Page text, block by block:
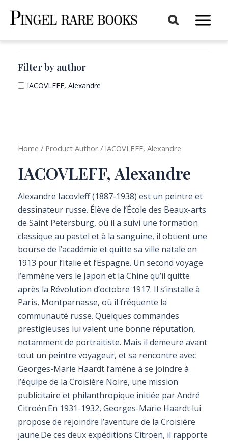
Main
Filter by author
IACOVLEFF, Alexandre
Home / Product Author / IACOVLEFF, Alexandre
IACOVLEFF, Alexandre
Alexandre Iacovleff (1887-1938) est un peintre et
dessinateur russe. Élève de l’École des Beaux-arts
de Saint Petersburg, où il a suivi une formation
classique au pastel et à la sanguine, il obtient une
bourse de l’académie et quitte sa ville natale en
1913 pour l’Italie et l’Espagne. Un second voyage
l’emmène vers le Japon et la Chine qu’il quitte
après la Révolution d’octobre 1917. Il s’installe à
Paris, Montparnasse, où il fréquente la
communauté russe. Quelques commandes
prestigieuses lui valent une bonne réputation,
notamment de portraitiste. Mais il demeure avant
tout un peintre voyageur, et sa rencontre avec
Georges-Marie Haardt l’amène à se joindre à
l’équipe de la Croisière Noire, une mission
publicitaire et philanthropique initiée par André
Citroën.En 1931-1932, Georges-Marie Haardt lui
propose de rejoindre l’aventure de la Croisière
jaune.De ces deux expéditions Citroën, il rapporte